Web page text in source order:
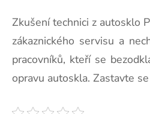
Zkušení technici z autosklo
zákaznického servisu a
pracovníků, kteří se
opravu autoskla. Zastavte